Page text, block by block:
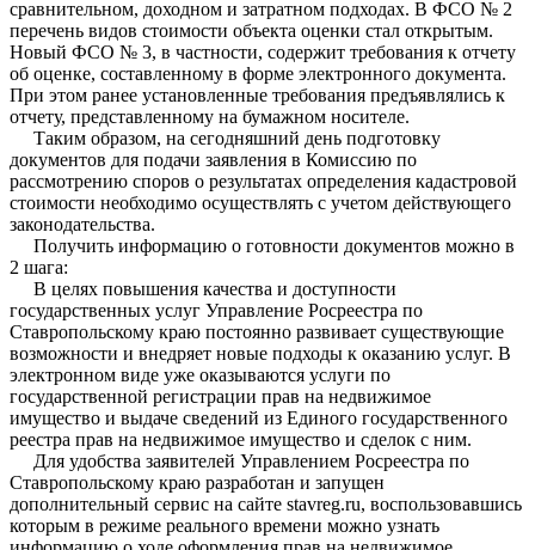
сравнительном, доходном и затратном подходах. В ФСО № 2
перечень видов стоимости объекта оценки стал открытым.
Новый ФСО № 3, в частности, содержит требования к отчету
об оценке, составленному в форме электронного документа.
При этом ранее установленные требования предъявлялись к
отчету, представленному на бумажном носителе.
Таким образом, на сегодняшний день подготовку
документов для подачи заявления в Комиссию по
рассмотрению споров о результатах определения кадастровой
стоимости необходимо осуществлять с учетом действующего
законодательства.
Получить информацию о готовности документов можно в
2 шага:
В целях повышения качества и доступности
государственных услуг Управление Росреестра по
Ставропольскому краю постоянно развивает существующие
возможности и внедряет новые подходы к оказанию услуг. В
электронном виде уже оказываются услуги по
государственной регистрации прав на недвижимое
имущество и выдаче сведений из Единого государственного
реестра прав на недвижимое имущество и сделок с ним.
Для удобства заявителей Управлением Росреестра по
Ставропольскому краю разработан и запущен
дополнительный сервис на сайте stavreg.ru, воспользовавшись
которым в режиме реального времени можно узнать